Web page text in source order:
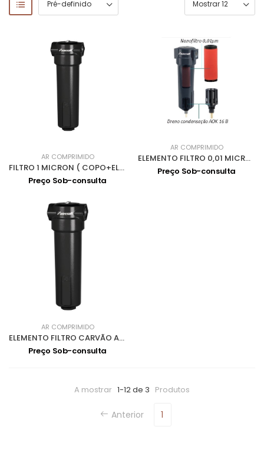
AR COMPRIMIDO
FILTRO 1 MICRON ( COPO+ELEM. FILTRO+PU) AFF 0078
Preço Sob-consulta
AR COMPRIMIDO
ELEMENTO FILTRO 0,01 MICRON ANF 0078
Preço Sob-consulta
AR COMPRIMIDO
ELEMENTO FILTRO CARVÃO ACTIVO AAF 0078
Preço Sob-consulta
A mostrar 1-12 de 3 Produtos
Anterior 1